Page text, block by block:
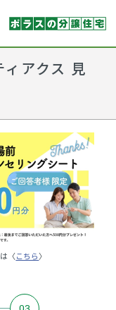
アクス 見
〈こちら〉